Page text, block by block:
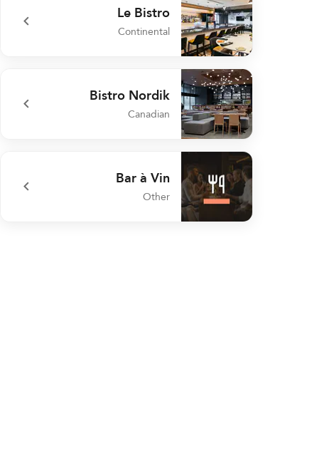
Le Bistro
Continental
undefined Le Bistro
Bistro Nordik
Canadian
undefined Bistro Nordik
Bar à Vin
Other